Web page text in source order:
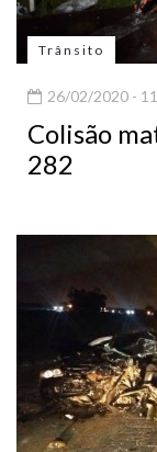
Trânsito
26/02/2020 -
Colisão
282